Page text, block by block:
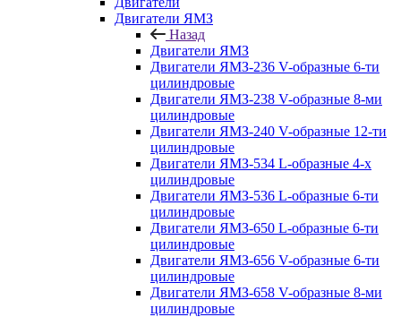
Двигатели ЯМЗ
Назад
Двигатели ЯМЗ
Двигатели ЯМЗ-236 V-образные 6-ти
цилиндровые
Двигатели ЯМЗ-238 V-образные 8-ми
цилиндровые
Двигатели ЯМЗ-240 V-образные 12-ти
цилиндровые
Двигатели ЯМЗ-534 L-образные 4-х
цилиндровые
Двигатели ЯМЗ-536 L-образные 6-ти
цилиндровые
Двигатели ЯМЗ-650 L-образные 6-ти
цилиндровые
Двигатели ЯМЗ-656 V-образные 6-ти
цилиндровые
Двигатели ЯМЗ-658 V-образные 8-ми
цилиндровые